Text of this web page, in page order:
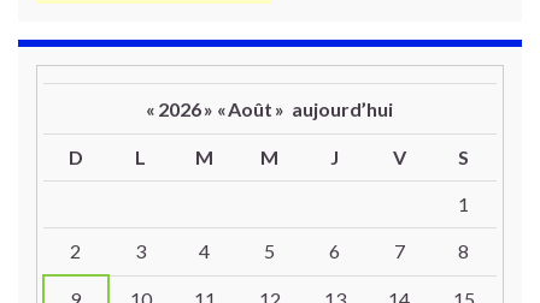
« 2026» «Août » aujourd’hui
D L M M J V S
1
2 3 4 5 6 7 8